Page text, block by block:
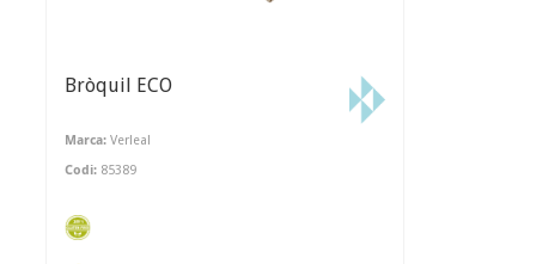
Bròquil ECO
Marca: Verleal
Codi: 85389